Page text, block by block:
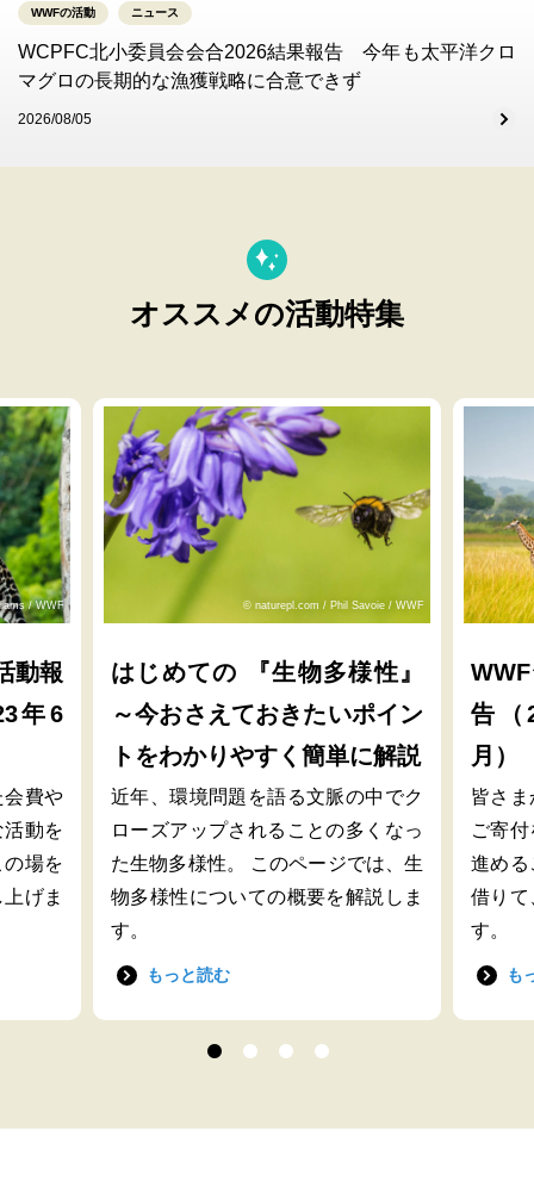
WWFの活動 ニュース
WCPFC北小委員会会合2026結果報告 今年も太平洋クロ
マグロの長期的な漁獲戦略に合意できず
2026/08/05
オススメの活動特集
/ WWF
動報
年6
会費や
動を
場を
げま
© naturepl.com / Phil Savoie / WWF
はじめての 『生物多様性』
～今おさえておきたいポイン
トをわかりやすく簡単に解説
近年、環境問題を語る文脈の中でク
ローズアップされることの多くなっ
た生物多様性。 このページでは、生
物多様性についての概要を解説しま
す。
もっと読む
告（
月）
皆さ
ご寄
進める
借りて
す。
も